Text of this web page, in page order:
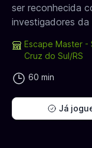
ser reconhecida
investigadores da
Escape Master -
Cruz do Sul/RS
60 min
Já